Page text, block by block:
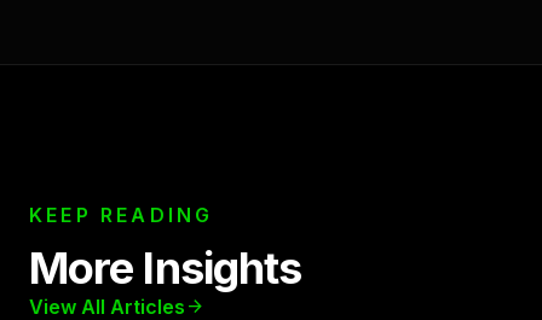
KEEP READING
More Insights
View All Articles arrow_forward